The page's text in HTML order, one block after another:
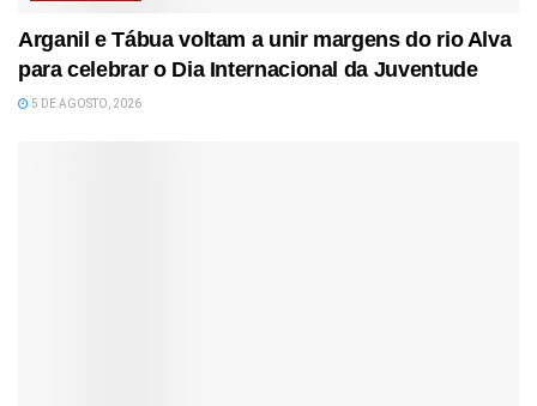
Arganil e Tábua voltam a unir margens do rio Alva
para celebrar o Dia Internacional da Juventude
5 DE AGOSTO, 2026